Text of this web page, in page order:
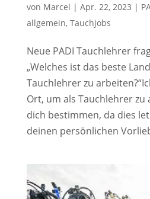
von Marcel | Apr. 22, 2023 |
allgemein, Tauchjobs
Neue PADI Tauchlehrer
„Welches ist das beste
Tauchlehrer zu
Ort, um als Tauchlehrer
dich bestimmen, da dies
deinen persönlichen